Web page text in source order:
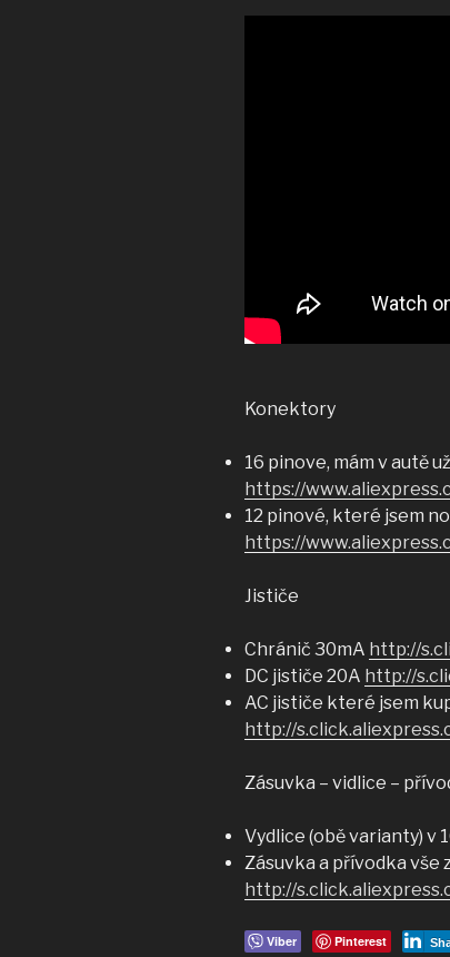
Konektory
16 pinove, mám v autě
https://
12 pinové, které jsem
https://
Jističe
Chránič 30mA http://
DC jističe 20A http://
AC jističe které jsem
http://
Zásuvka – vidlice –
Vydlice (obě varianty) v
Zásuvka a přívodka vše
http://
Viber Pinterest